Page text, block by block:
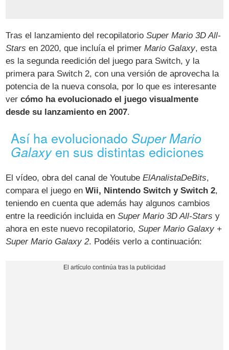
Tras el lanzamiento del recopilatorioSuper Mario 3D All-
Stars en 2020, que incluía el primerMario Galaxy, esta
es la segunda reedición del juego para Switch, y la
primera para Switch 2, con una versión de aprovecha la
potencia de la nueva consola, por lo que es interesante
vercómo ha evolucionado el juego visualmente
desde su lanzamiento en 2007.
Así ha evolucionado Super Mario
Galaxyen sus distintas ediciones
El vídeo, obra del canal de YoutubeElAnalistaDeBits,
compara el juego enWii, Nintendo Switch y Switch 2,
teniendo en cuenta que además hay algunos cambios
entre la reedición incluida enSuper Mario 3D All-Stars y
ahora en este nuevo recopilatorio,Super Mario Galaxy +
Super Mario Galaxy 2. Podéis verlo a continuación: